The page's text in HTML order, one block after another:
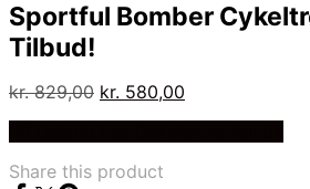
Sportful Bomber
Tilbud!
kr.829,00 Den
kr. 829,00.
kr. 580,00
Share this product